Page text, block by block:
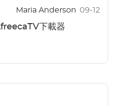
Maria Anderson 09-12
下載器